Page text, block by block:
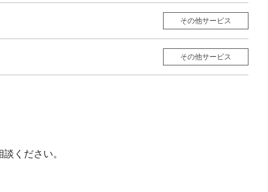
その他サービス
その他サービス
談ください。